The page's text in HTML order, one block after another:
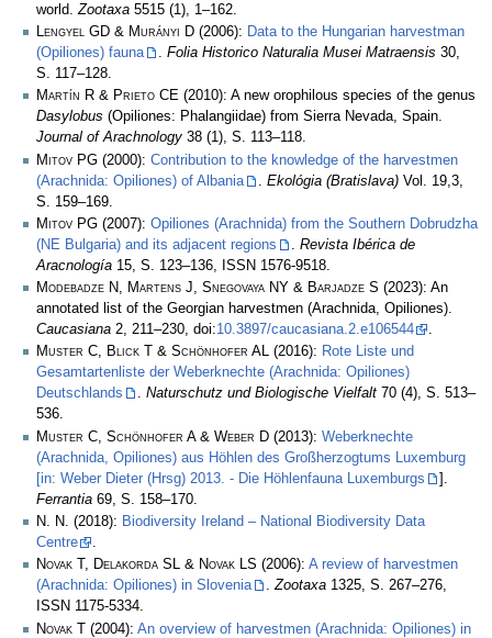
world.Zootaxa 5515 (1), 1–162.
Lengyel GD & Murányi D (2006): Data to the Hungarian harvestman
(Opiliones) fauna
. Folia Historico Naturalia Musei Matraensis 30,
S. 117–128.
Martín R & Prieto CE (2010): A new orophilous species of the genus
Dasylobus (Opiliones: Phalangiidae) from Sierra Nevada, Spain.
Journal of Arachnology 38 (1), S. 113–118.
Mitov PG (2000): Contribution to the knowledge of the harvestmen
(Arachnida: Opiliones) of Albania
Ekológia (Bratislava) Vol. 19,3,
S. 159–169.
Mitov PG (2007): Opiliones (Arachnida) from the Southern Dobrudzha
(NE Bulgaria) and its adjacent regions
. Revista Ibérica de
Aracnología 15, S. 123–136, ISSN 1576-9518.
Modebadze N, Martens J, Snegovaya NY & Barjadze S (2023): An
annotated list of the Georgian harvestmen (Arachnida, Opiliones).
Caucasiana 2, 211–230, doi:10.3897/caucasiana.2.e106544
.
Muster C, Blick T & Schönhofer AL (2016): Rote Liste und
Gesamtartenliste der Weberknechte (Arachnida: Opiliones)
Deutschlands
. Naturschutz und Biologische Vielfalt 70 (4), S. 513–
536.
Muster C, Schönhofer A & Weber D (2013): Weberknechte
(Arachnida, Opiliones) aus Höhlen des Großherzogtums Luxemburg
[in: Weber Dieter (Hrsg) 2013. - Die Höhlenfauna Luxemburgs
].
Ferrantia 69, S. 158–170.
N. N. (2018): Biodiversity Ireland – National Biodiversity Data
Centre
.
Novak T, Delakorda SL & Novak LS (2006): A review of harvestmen
(Arachnida: Opiliones) in Slovenia
.Zootaxa 1325, S. 267–276,
ISSN 1175-5334.
Novak T (2004): An overview of harvestmen (Arachnida: Opiliones) in